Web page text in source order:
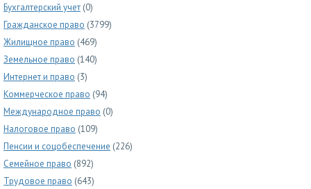
Бухгалтерский учет (0)
Гражданское право (3799)
Жилищное право (469)
Земельное право (140)
Интернет и право (3)
Коммерческое право (94)
Международное право (0)
Налоговое право (109)
Пенсии и соцобеспечение (226)
Семейное право (892)
Трудовое право (643)